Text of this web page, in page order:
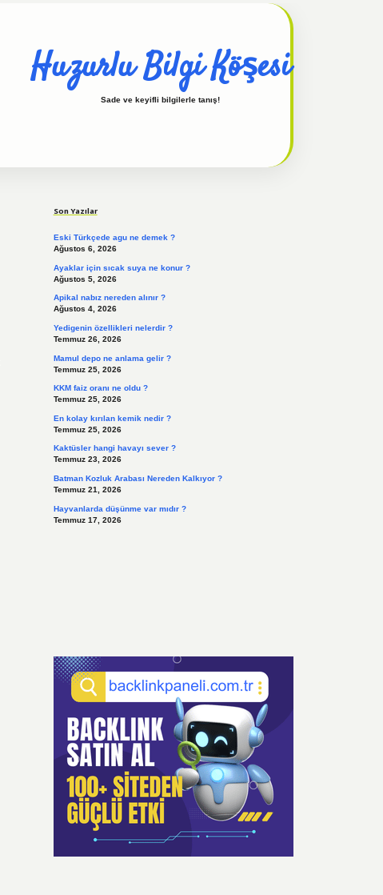
Huzurlu Bilgi Köşesi
Sade ve keyifli bilgilerle tanış!
Son Yazılar
Eski Türkçede agu ne demek ?
Ağustos 6, 2026
Ayaklar için sıcak suya ne konur ?
Ağustos 5, 2026
Apikal nabız nereden alınır ?
Ağustos 4, 2026
Yedigenin özellikleri nelerdir ?
Temmuz 26, 2026
Mamul depo ne anlama gelir ?
Temmuz 25, 2026
KKM faiz oranı ne oldu ?
Temmuz 25, 2026
En kolay kırılan kemik nedir ?
Temmuz 25, 2026
Kaktüsler hangi havayı sever ?
Temmuz 23, 2026
Batman Kozluk Arabası Nereden Kalkıyor ?
Temmuz 21, 2026
Hayvanlarda düşünme var mıdır ?
Temmuz 17, 2026